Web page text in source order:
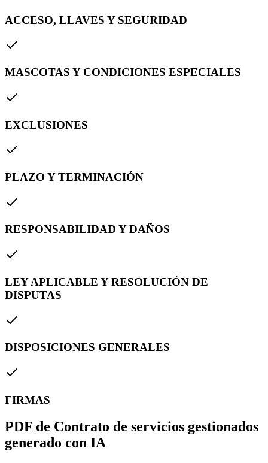
ACCESO, LLAVES Y SEGURIDAD
MASCOTAS Y CONDICIONES ESPECIALES
EXCLUSIONES
PLAZO Y TERMINACIÓN
RESPONSABILIDAD Y DAÑOS
LEY APLICABLE Y RESOLUCIÓN DE
DISPUTAS
DISPOSICIONES GENERALES
FIRMAS
PDF de Contrato de servicios gestionados
generado con IA